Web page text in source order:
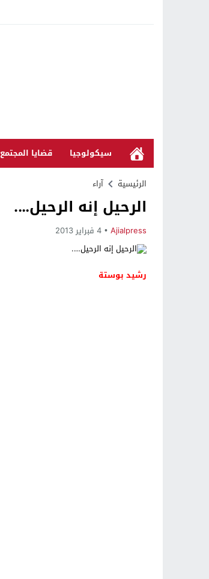
سيكولوجيا قضايا المجتمع
الرئيسية آراء
الرحيل إنه الرحيل….
Ajialpress 4 فبراير 2013
رشيد بوستة